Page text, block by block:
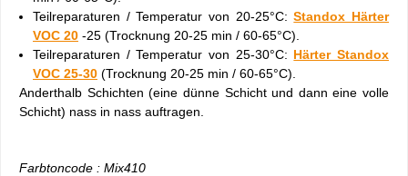
Teilreparaturen / Temperatur von 20-25°C:Standox Härter
VOC 20 -25 (Trocknung 20-25 min / 60-65°C).
Teilreparaturen / Temperatur von 25-30°C: Härter Standox
VOC 25-30 (Trocknung 20-25 min / 60-65°C).
Anderthalb Schichten (eine dünne Schicht und dann eine volle
Schicht) nass in nass auftragen.
Farbtoncode : Mix410